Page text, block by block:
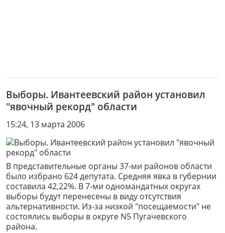
Выборы. Ивантеевский район установил
"явочный рекорд" области
15:24, 13 марта 2006
В представительные органы 37-ми районов области
было избрано 624 депутата. Средняя явка в губернии
составила 42,22%. В 7-ми одномандатных округах
выборы будут перенесены в виду отсутствия
альтернативности. Из-за низкой "посещаемости" не
состоялись выборы в округе N5 Пугачевского
района.